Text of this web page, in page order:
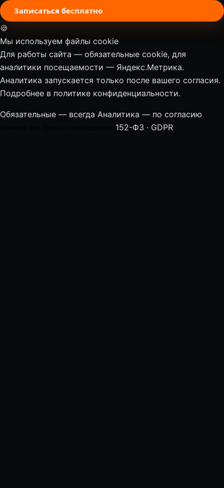
Записаться бесплатно
🍪
Мы используем файлы cookie
Для работы сайта — обязательные cookie, для
аналитики посещаемости — Яндекс.Метрика.
Аналитика запускается только после вашего согласия.
Подробнее в политике конфиденциальности.
Обязательные — всегда Аналитика — по согласию
152-ФЗ · GDPR